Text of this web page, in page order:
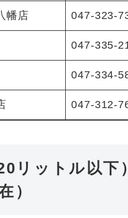
幡店 047-323-
047-335-
047-334-
047-312-
リットル以下
）